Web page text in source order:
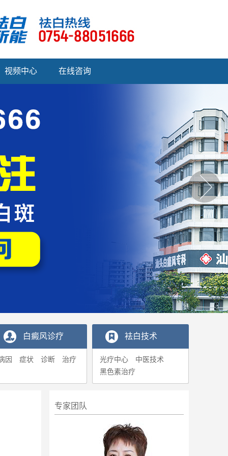
视频中心 在线咨询
白癜风诊疗
因 症状 诊断 治疗
袪白技术
光疗中心
中医技术
黑色素治疗
专家团队